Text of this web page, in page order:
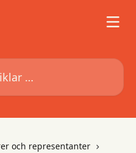
och representanter